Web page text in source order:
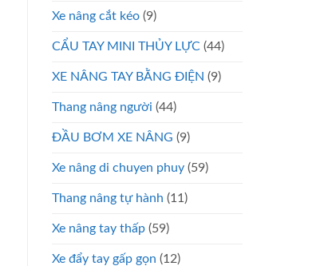
Xe nâng cắt kéo (9)
CẨU TAY MINI THỦY LỰC (44)
XE NÂNG TAY BẰNG ĐIỆN (9)
Thang nâng người (44)
ĐẦU BƠM XE NÂNG (9)
Xe nâng di chuyen phuy (59)
Thang nâng tự hành (11)
Xe nâng tay thấp (59)
Xe đẩy tay gấp gọn (12)